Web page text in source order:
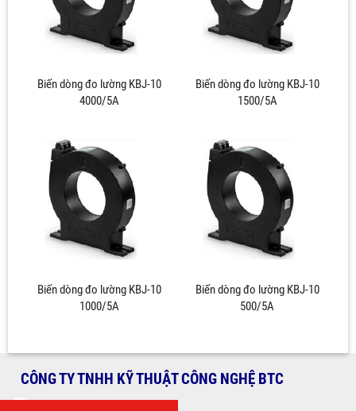
Biến dòng đo lường KBJ-10
4000/5A
Biến dòng đo lường KBJ-10
1500/5A
Biến dòng đo lường KBJ-10
1000/5A
Biến dòng đo lường KBJ-10
500/5A
CÔNG TY TNHH KỸ THUẬT CÔNG NGHỆ BTC